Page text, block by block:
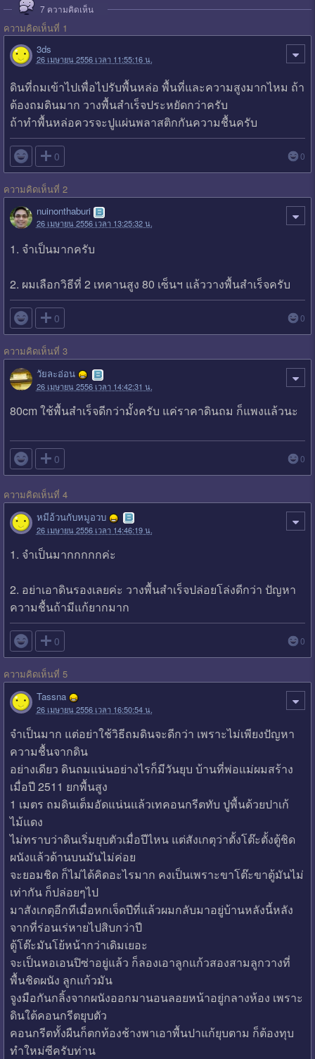
7 ความคิดเห็น
ความคิดเห็นที่ 1
3ds
26 เมษายน 2556 เวลา 11:55:16 น.
ดินที่ถมเข้าไปเพื่อไปรับพื้นหล่อ พื้นที่และความสูงมากไหม ถ้า
ต้องถมดินมาก วางพื้นสำเร็จประหยัดกว่าครับ
ถ้าทำพื้นหล่อควรจะปูแผ่นพลาสติกกันความชื้นครับ
 0 0
ความคิดเห็นที่ 2
nuinonthaburi
26 เมษายน 2556 เวลา 13:25:32 น.
1. จำเป็นมากครับ
2. ผมเลือกวิธีที่ 2 เทคานสูง 80 เซ็นฯ แล้ววางพื้นสำเร็จครับ
 0 0
ความคิดเห็นที่ 3
วัยละอ่อน
26 เมษายน 2556 เวลา 14:42:31 น.
80cm ใช้พื้นสำเร็จดีกว่ามั้งครับ แค่ราคาดินถม ก็แพงแล้วนะ
 0 0
ความคิดเห็นที่ 4
หมีอ้วนกับหมูอวบ
26 เมษายน 2556 เวลา 14:46:19 น.
1. จำเป็นมากกกกกค่ะ
2. อย่าเอาดินรองเลยค่ะ วางพื้นสำเร็จปล่อยโล่งดีกว่า ปัญหา
ความชื้นถ้ามีแก้ยากมาก
 0 0
ความคิดเห็นที่ 5
Tassna
26 เมษายน 2556 เวลา 16:50:54 น.
จำเป็นมาก แต่อย่าใช้วิธีถมดินจะดีกว่า เพราะไม่เพียงปัญหา
ความชื้นจากดิน
อย่างเดียว ดินถมแน่นอย่างไรก็มีวันยุบ บ้านที่พ่อแม่ผมสร้าง
เมื่อปี 2511 ยกพื้นสูง
1 เมตร ถมดินเต็มอัดแน่นแล้วเทคอนกรีตทับ ปูพื้นด้วยปาเก้
ไม้แดง
ไม่ทราบว่าดินเริ่มยุบตัวเมื่อปีไหน แต่สังเกตุว่าตั้งโต๊ะตั้งตู้ชิด
ผนังแล้วด้านบนมันไม่ค่อย
จะยอมชิด ก็ไม่ได้คิดอะไรมาก คงเป็นเพราะขาโต๊ะขาตู้มันไม่
เท่ากัน ก็ปล่อยๆไป
มาสังเกตุอีกทีเมื่อหกเจ็ดปีที่แล้วผมกลับมาอยู่บ้านหลังนี้หลัง
จากที่ร่อนเร่หายไปสิบกว่าปี
ตู้โต๊ะมันโย้หน้ากว่าเดิมเยอะ
จะเป็นหอเอนปิซ่าอยู่แล้ว ก็ลองเอาลูกแก้วสองสามลูกวางที่
พื้นชิดผนัง ลูกแก้วมัน
จูงมือกันกลิ้งจากผนังออกมานอนลอยหน้าอยู่กลางห้อง เพราะ
ดินใต้คอนกรีตยุบตัว
คอนกรีตทั้งผืนก็ตกท้องช้างพาเอาพื้นปาแก้ยุบตาม ก็ต้องทุบ
ทำใหม่ซีครับท่าน